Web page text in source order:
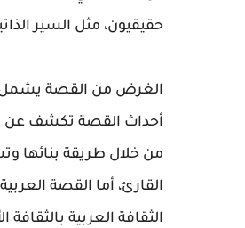
حقيقيون، مثل السير
الغرض من القصة يشمل
أحداث القصة تكشف عن
من خلال طريقة بنائها
القارئ، أما القصة
الثقافة العربية